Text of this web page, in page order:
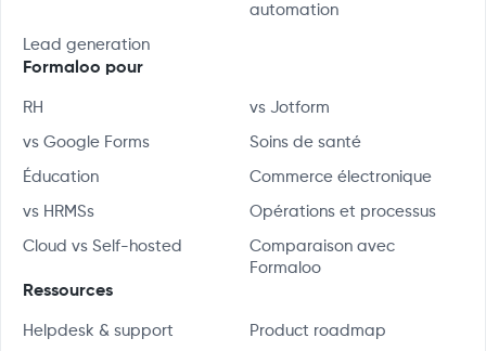
automation
Lead generation
Formaloo pour
RH vs Jotform
vs Google Forms Soins de santé
Éducation Commerce électronique
vs HRMSs Opérations et processus
Cloud vs Self-hosted
Comparaison avec
Formaloo
Ressources
Helpdesk & support Product roadmap